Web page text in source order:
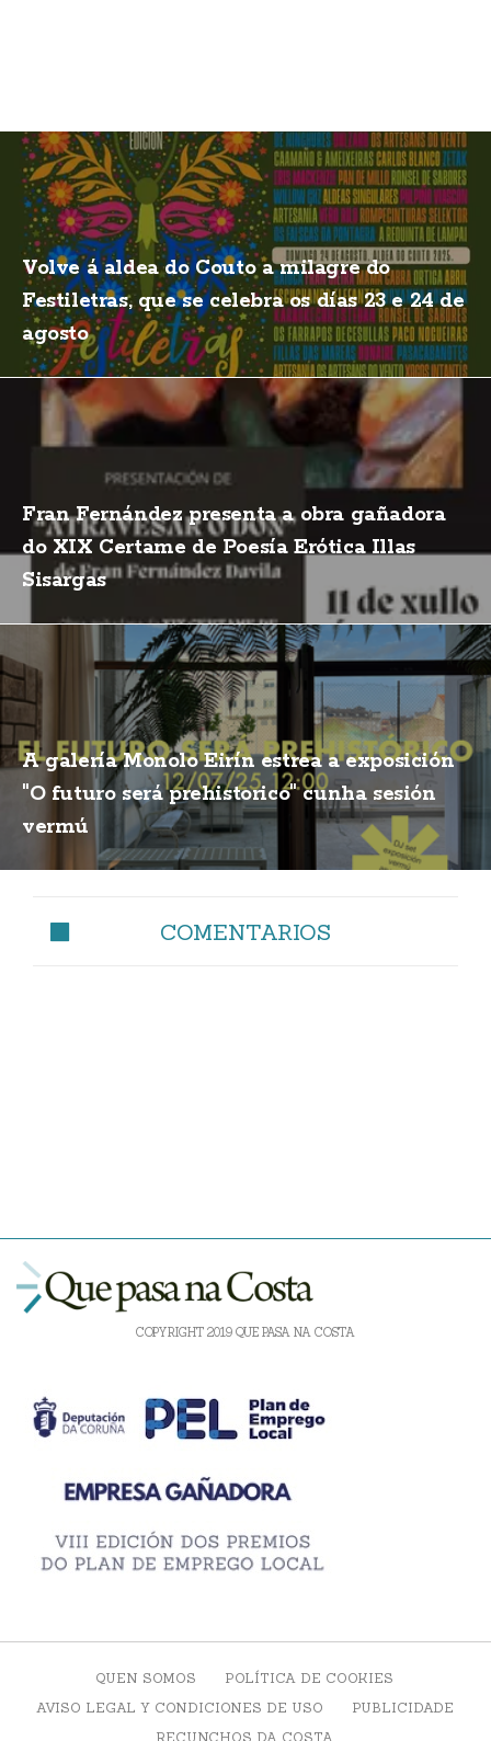
Volve á aldea do Couto a milagre do
Festiletras, que se celebra os días 23 e 24 de
agosto
Fran Fernández presenta a obra gañadora
do XIX Certame de Poesía Erótica Illas
Sisargas
A galería Monolo Eirín estrea a exposición
"O futuro será prehistorico" cunha sesión
vermú
COMENTARIOS
COPYRIGHT 2019 QUE PASA NA COSTA
QUEN SOMOS
POLÍTICA DE COOKIES
AVISO LEGAL Y CONDICIONES DE USO
PUBLICIDADE
RECUNCHOS DA COSTA